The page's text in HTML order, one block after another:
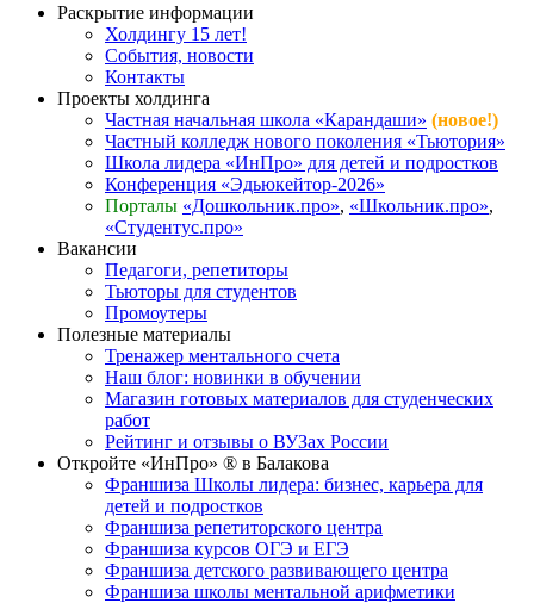
Раскрытие информации
Холдингу 15 лет!
События, новости
Контакты
Проекты холдинга
Частная начальная школа «Карандаши» (новое!)
Частный колледж нового поколения «Тьютория»
Школа лидера «ИнПро» для детей и подростков
Конференция «Эдьюкейтор-2026»
Порталы «Дошкольник.про», «Школьник.про»,
«Студентус.про»
Вакансии
Педагоги, репетиторы
Тьюторы для студентов
Промоутеры
Полезные материалы
Тренажер ментального счета
Наш блог: новинки в обучении
Магазин готовых материалов для студенческих
работ
Рейтинг и отзывы о ВУЗах России
Откройте «ИнПро» ® в Балакова
Франшиза Школы лидера: бизнес, карьера для
детей и подростков
Франшиза репетиторского центра
Франшиза курсов ОГЭ и ЕГЭ
Франшиза детского развивающего центра
Франшиза школы ментальной арифметики